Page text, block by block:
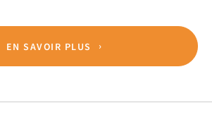
EN SAVOIR PLUS